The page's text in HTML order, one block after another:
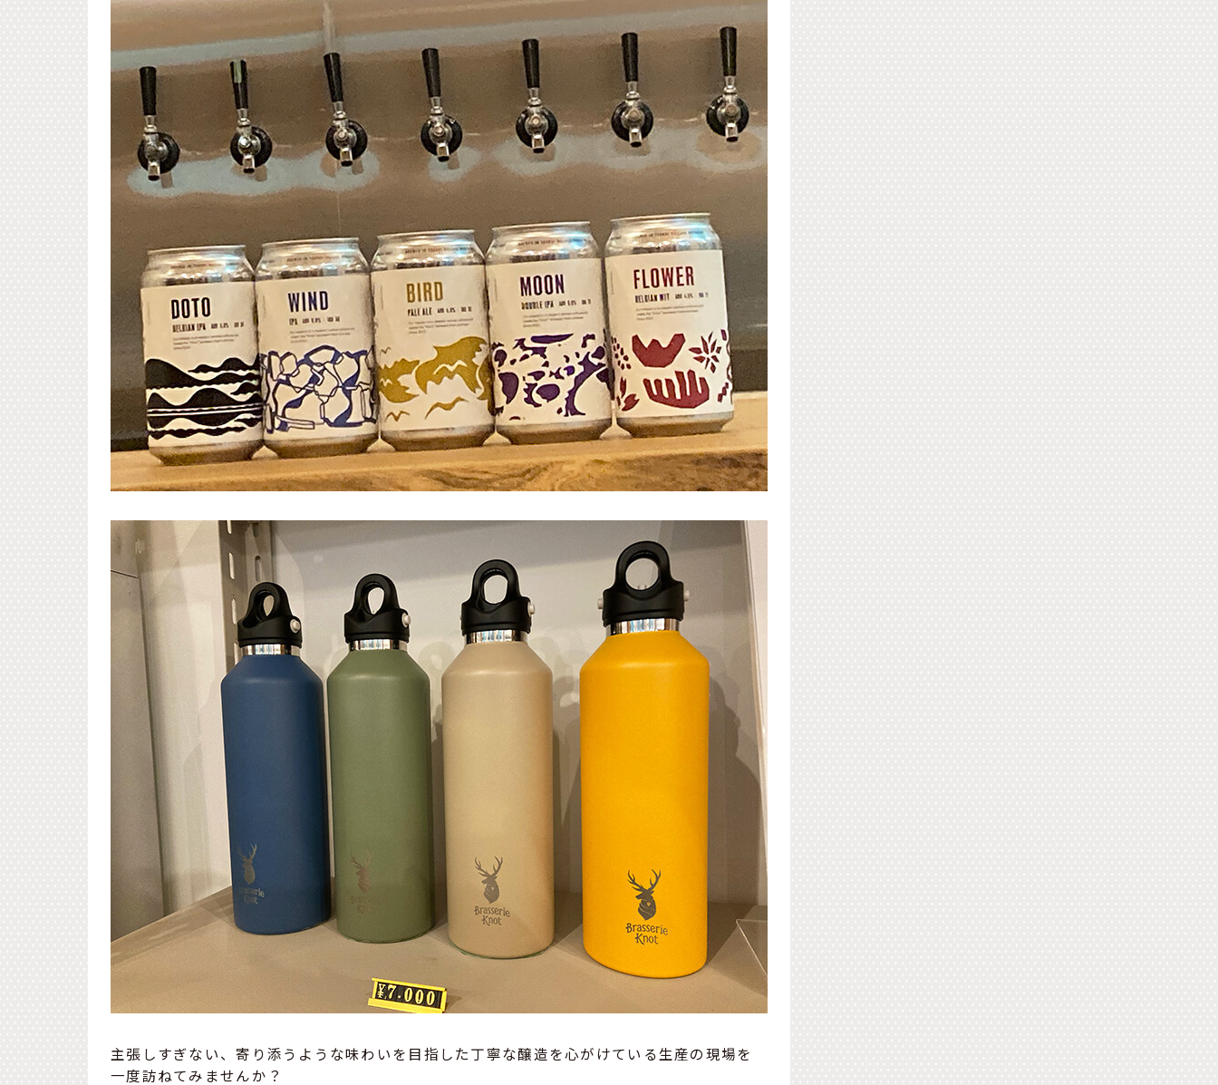
主張しすぎない、寄り添うような味わいを目指した丁寧な醸造を心がけている生産の現場を
一度訪ねてみませんか？